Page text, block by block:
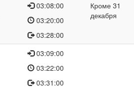
03:08:00
03:20:00
03:28:00
Кроме 31
декабря
03:09:00
03:22:00
03:31:00